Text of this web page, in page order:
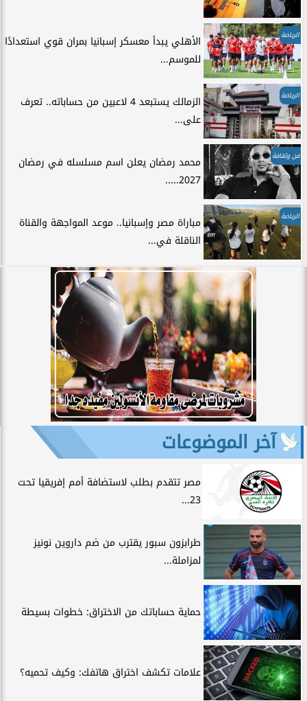
الرياضة
الأهلي يبدأ معسكر إسبانيا بمران قوي استعدادًا
للموسم...
الرياضة
الزمالك يستبعد 4 لاعبين من حساباته.. تعرف
على...
فن وثقافة
محمد رمضان يعلن اسم مسلسله في رمضان
2027.....
الرياضة
مباراة مصر وإسبانيا.. موعد المواجهة والقناة
الناقلة في...
آخر الموضوعات
مصر تتقدم بطلب لاستضافة أمم إفريقيا تحت
23...
طرابزون سبور يقترب من ضم داروين نونيز
لمزاملة...
حماية حساباتك من الاختراق: خطوات بسيطة
علامات تكشف اختراق هاتفك: وكيف تحميه؟